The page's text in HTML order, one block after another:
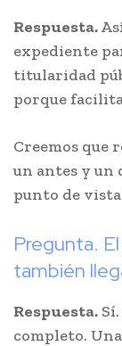
Respuesta.
expediente
titularidad
porque
Creemos que
un antes y un
punto de
Pregunta.
también
Respuesta.
completo.